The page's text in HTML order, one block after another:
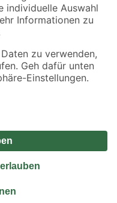
Angebote sind unter
Verfügbarkeiten beziehen
Artikel mit Speditionsversand, hier
Vertrag widerrufen